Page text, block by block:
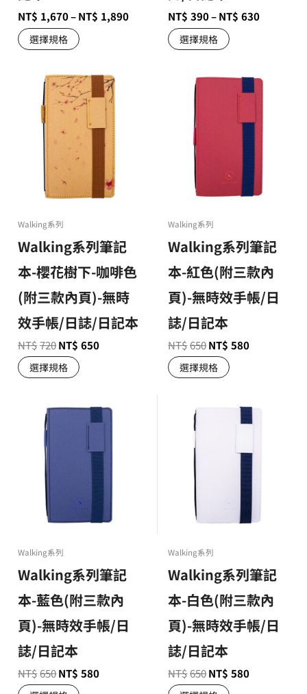
NT$ 1,670–NT$ 1,890
選擇規格
NT$ 390–NT$ 630
選擇規格
Walking系列
Walking系列筆記
本-櫻花樹下-咖啡色
(附三款內頁)-無時
效手帳/日誌/日記本
NT$720NT$ 650
選擇規格
Walking系列
Walking系列筆記
本-紅色(附三款內
頁)-無時效手帳/日
誌/日記本
NT$650NT$ 580
選擇規格
Walking系列
Walking系列筆記
本-藍色(附三款內
頁)-無時效手帳/日
誌/日記本
NT$650NT$ 580
Walking系列
Walking系列筆記
本-白色(附三款內
頁)-無時效手帳/日
誌/日記本
NT$650NT$ 580